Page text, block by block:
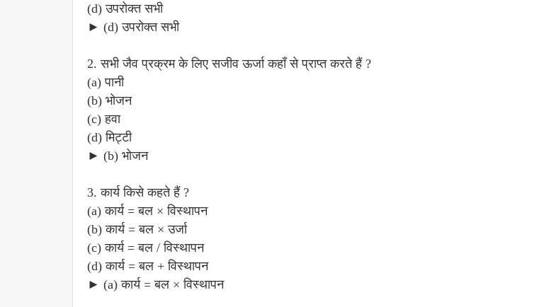
(d) उपरोक्त सभी
► (d) उपरोक्त सभी
2. सभी जैव प्रक्रम के लिए सजीव ऊर्जा कहाँ से प्राप्त करते हैं ?
(a) पानी
(b) भोजन
(c) हवा
(d) मिट्टी
► (b) भोजन
3. कार्य किसे कहते हैं ?
(a) कार्य = बल × विस्थापन
(b) कार्य = बल × उर्जा
(c) कार्य = बल / विस्थापन
(d) कार्य = बल + विस्थापन
► (a) कार्य = बल × विस्थापन